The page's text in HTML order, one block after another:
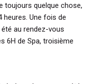
toujours quelque chose,
heures. Une fois de
au rendez-vous
6H de Spa, troisième